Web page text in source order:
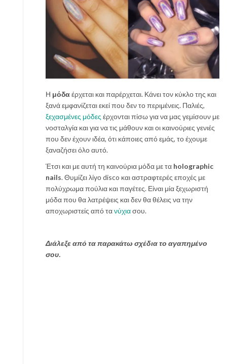
Η μόδαέρχεται και παρέρχεται. Κάνει τον κύκλο της και
ξανά εμφανίζεται εκεί που δεν το περιμένεις. Παλιές,
ξεχασμένες μόδες έρχονται πίσω για να μας γεμίσουν με
νοσταλγία και για να τις μάθουν και οι καινούριες γενιές
που δεν έχουν ιδέα, ότι κάποιες από εμάς, το έχουμε
ξαναζήσει όλο αυτό.
Έτσι και με αυτή τη καινούρια μόδα με τα holographic
nails. Θυμίζει λίγο disco και αστραφτερές εποχές με
πολύχρωμα πούλια και παγέτες. Είναι μία ξεχωριστή
μόδα που θα λατρέψεις και δεν θα θέλεις να την
αποχωριστείς από τανύχιασου.
Διάλεξε από τα παρακάτω σχέδια το αγαπημένο
σου.